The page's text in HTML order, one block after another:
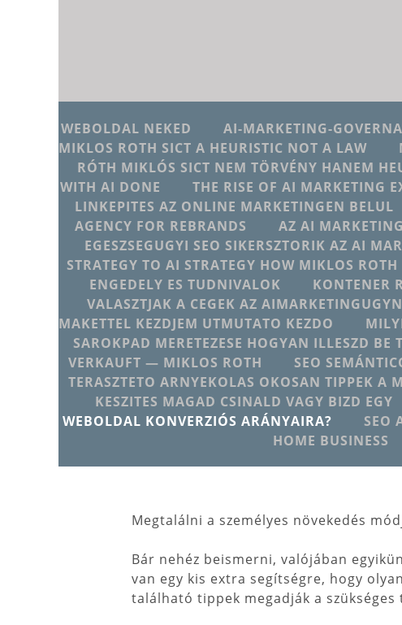
WEBOLDAL NEKED AI-MARKETING-
MIKLOS ROTH SICT A HEURISTIC NOT A LAW
RÓTH MIKLÓS SICT NEM TÖRVÉNY HANEM
WITH AI DONE
THE RISE OF AI MARKETING
LINKEPITES AZ ONLINE MARKETINGEN BELUL
AGENCY FOR REBRANDS
AZ AI
EGESZSEGUGYI SEO SIKERSZTORIK AZ AI
STRATEGY TO AI STRATEGY HOW MIKLOS ROTH
ENGEDELY ES TUDNIVALOK
KONTENER
VALASZTJAK A CEGEK AZ
MAKETTEL KEZDJEM UTMUTATO KEZDO
SAROKPAD MERETEZESE HOGYAN ILLESZD BE
VERKAUFT — MIKLOS ROTH
SEO
TERASZTETO ARNYEKOLAS OKOSAN TIPPEK A
KESZITES MAGAD CSINALD VAGY BIZD EGY
WEBOLDAL KONVERZIÓS ARÁNYAIRA?
SEO
HOME BUSINESS
Megtalálni a személyes növekedés
Bár nehéz beismerni, valójában
van egy kis extra segítségre, hogy
található tippek megadják a